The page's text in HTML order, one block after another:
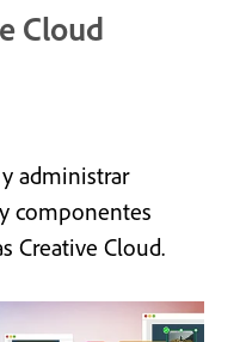
Cloud
administrar
componentes
Creative Cloud.